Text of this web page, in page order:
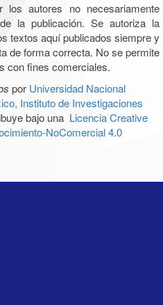
los autores no necesariamente
la publicación. Se autoriza la
textos aquí publicados siempre y
de forma correcta. No se permite
con fines comerciales.
por Universidad Nacional
Instituto de Investigaciones
bajo una Licencia Creative
NoComercial 4.0